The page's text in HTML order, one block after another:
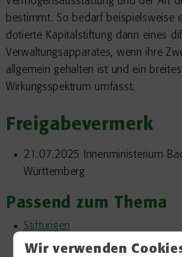
Wir verwenden
bestimmt. So bedarf beispielsweise
dotierte Kapitalstiftung dann eines
Verwaltungsapparates, wenn ihre
allgemein gehalten ist und ein breites
Wirkungsspektrum umfasst.
Freigabevermerk
21.07.2025 Innenministerium
Württemberg
Passend zum Thema
Stiftungen
Erlöschen einer Stiftung